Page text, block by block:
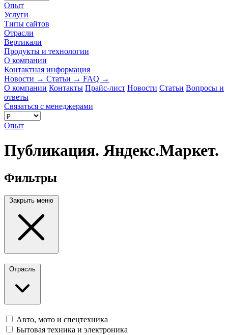
Опыт
Услуги
Типы сайтов
Отрасли
Вертикали
Продукты и технологии
О компании
Контактная информация
Новости → Статьи → FAQ →
О компании Контакты Прайс-лист Новости Статьи Вопросы и
ответы
Связаться с менеджерами
Опыт
Публикация. Яндекс.Маркет.
Фильтры
Закрыть меню
Отрасль
Авто, мото и спецтехника
Бытовая техника и электроника